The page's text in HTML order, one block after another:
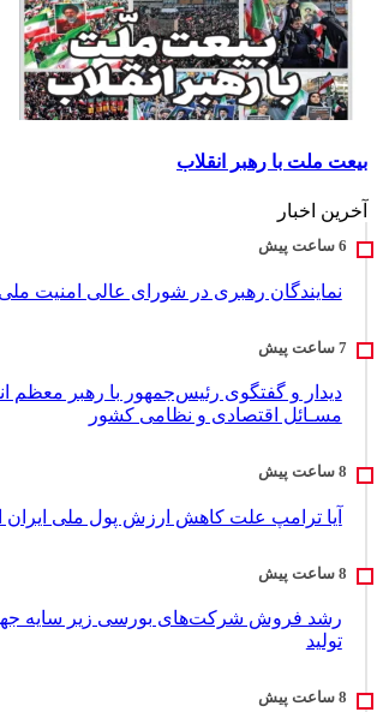
بیعت ملت با رهبر انقلاب
آخرین اخبار
نمایندگان رهبری در شورای عالی امنیت ملی
دیدار و گفتگوی رئیس‌جمهور با رهبر معظم
مسـائل اقتصادی و نظامی کشور
آیا ترامپ علت کاهش ارزش پول ملی
رشد فروش شرکت‌های بورسی زیر سایه
تولید